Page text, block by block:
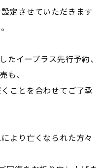
定させていただきます
たイープラス先行予約、
も、
ことを合わせてご了承
より亡くなられた方々